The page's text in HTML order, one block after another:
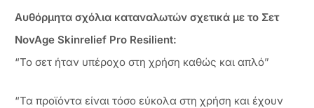
Αυθόρμητα σχόλια καταναλωτών σχετικά με το Σετ
NovAge Skinrelief Pro Resilient:
“Το σετ ήταν υπέροχο στη χρήση καθώς και απλό”
“Τα προϊόντα είναι τόσο εύκολα στη χρήση και έχουν